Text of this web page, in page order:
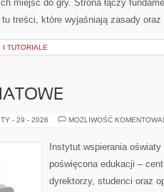
miejsc do gry. Strona łączy
treści, które wyjaśniają zasady
I TUTORIALE
- 29 - 2026 MOŻLIWOŚĆ
Instytut wspierania
poświęcona edukacji –
dyrektorzy, studenci oraz